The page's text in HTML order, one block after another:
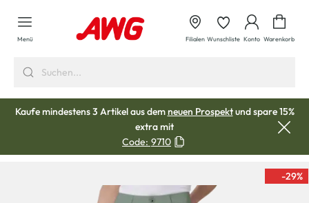
springen
Menü Filialen Wunschliste Konto Warenkorb
Kaufe mindestens 3 Artikel aus demneuen Prospektund spare 15%
extra mit
Code: 9710
-29%